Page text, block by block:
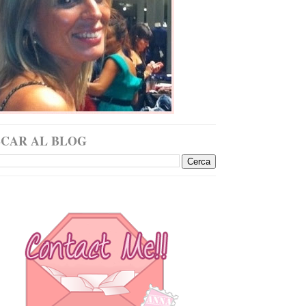
AL BLOG